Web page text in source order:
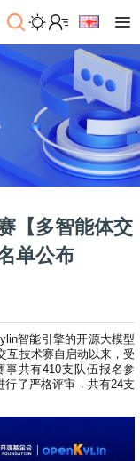
【多智能体交
单公布
智能引擎的开源大模型
互技术赛自启动以来，受
共有410支队伍报名参
了严格评审，共有24支